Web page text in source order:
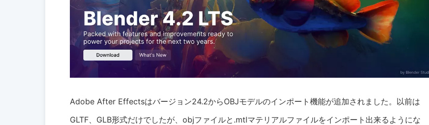
Adobe After Effectsはバージョン24.2からOBJモデルのインポート機能が追加されました。以前は
GLTF、GLB形式だけでしたが、objファイルと.mtlマテリアルファイルをインポート出来るようにな